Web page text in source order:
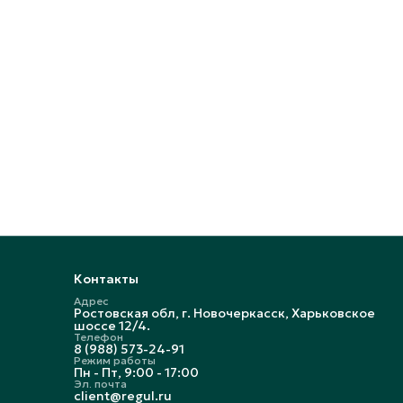
Контакты
Адрес
Ростовская обл, г. Новочеркасск, Харьковское
шоссе 12/4.
Телефон
8 (988) 573-24-91
Режим работы
Пн - Пт, 9:00 - 17:00
Эл. почта
client@regul.ru